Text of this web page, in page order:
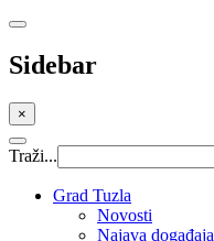
Sidebar
×
Traži...
Grad Tuzla
Novosti
Najava događaja